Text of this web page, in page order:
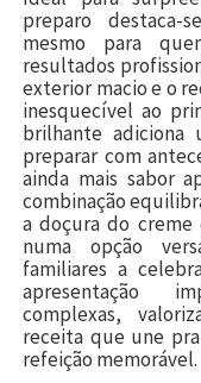
preparo destaca-
mesmo para
resultados
exterior macio e o
inesquecível ao
brilhante adiciona
preparar com
ainda mais sabor
combinação
a doçura do creme
numa opção
familiares a
apresentação
complexas,
receita que une
refeição memorável.